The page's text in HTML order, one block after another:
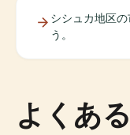
シシュカ地区
う。
よくあ